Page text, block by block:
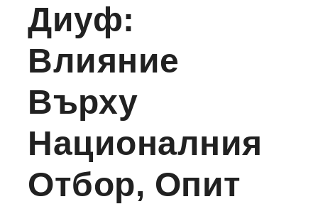
Диуф:
Влияние
Върху
Националния
Отбор, Опит